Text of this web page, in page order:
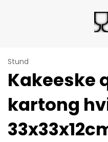
Stund
Kakeeske
kartong